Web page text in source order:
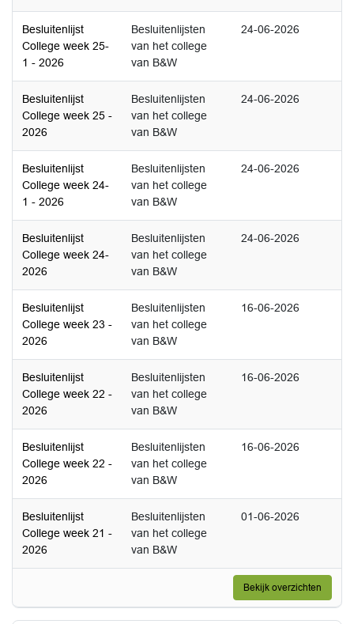
Besluitenlijst
College week 25-
1 - 2026
Besluitenlijsten
van het college
van B&W
24-06-2026
Besluitenlijst
College week 25 -
2026
Besluitenlijsten
van het college
van B&W
24-06-2026
Besluitenlijst
College week 24-
1 - 2026
Besluitenlijsten
van het college
van B&W
24-06-2026
Besluitenlijst
College week 24-
2026
Besluitenlijsten
van het college
van B&W
24-06-2026
Besluitenlijst
College week 23 -
2026
Besluitenlijsten
van het college
van B&W
16-06-2026
Besluitenlijst
College week 22 -
2026
Besluitenlijsten
van het college
van B&W
16-06-2026
Besluitenlijst
College week 22 -
2026
Besluitenlijsten
van het college
van B&W
16-06-2026
Besluitenlijst
College week 21 -
2026
Besluitenlijsten
van het college
van B&W
01-06-2026
Bekijk overzichten